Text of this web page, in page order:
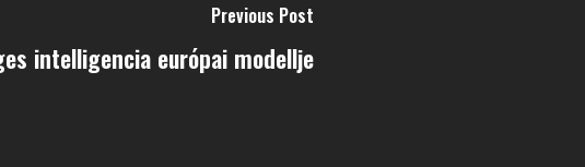
Previous Post
intelligencia európai modellje